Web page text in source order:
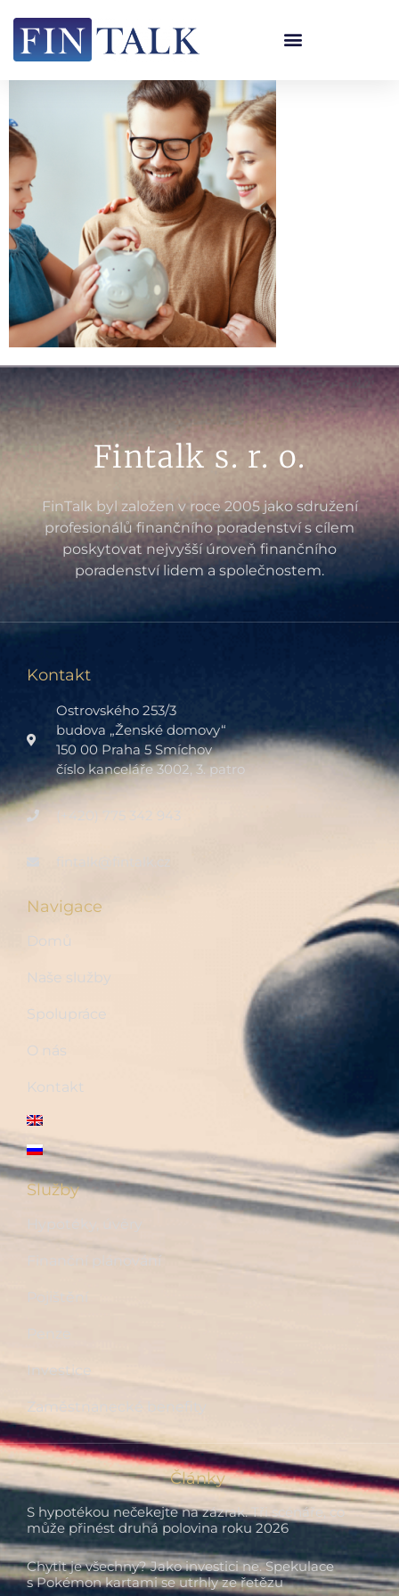
Fintalk s. r. o.
FinTalk byl založen v roce 2005 jako sdružení
profesionálů finančního poradenství s cílem
poskytovat nejvyšší úroveň finančního
poradenství lidem a společnostem.
Kontakt
Ostrovského 253/3
budova „Ženské domovy“
150 00 Praha 5 Smíchov
číslo kanceláře 3002, 3. patro
(+420) 775 342 943
fintalk@fintalk.cz
Navigace
Domů
Naše služby
Spolupráce
O nás
Kontakt
Služby
Finanční plánování
Investice
Zaměstnanecké benefity
Články
S hypotékou nečekejte na zázrak. Tři scénáře, co
může přinést druhá polovina roku 2026
Chytit je všechny? Jako investici ne. Spekulace
s Pokémon kartami se utrhly ze řetězu